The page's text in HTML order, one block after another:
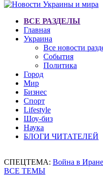
ВСЕ РАЗДЕЛЫ
Главная
Украина
Все новости
События
Политика
Город
Мир
Бизнес
Спорт
Lifestyle
Шоу-биз
Наука
БЛОГИ ЧИТАТЕЛЕЙ
СПЕЦТЕМА: Война в Иране
ВСЕ ТЕМЫ